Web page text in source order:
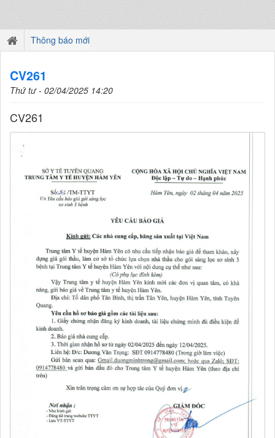
Thông báo mới
CV261
Thứ tư - 02/04/2025 14:20
CV261